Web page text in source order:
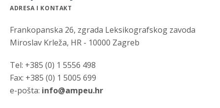
ADRESA I KONTAKT
Frankopanska 26, zgrada Leksikografskog zavoda
Miroslav Krleža, HR - 10000 Zagreb
Tel: +385 (0) 1 5556 498
Fax: +385 (0) 1 5005 699
e-pošta: info@ampeu.hr